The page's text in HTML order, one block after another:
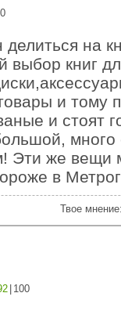
делиться на
выбор книг
и тому
и стоят
Эти же вещи
в
Твое
100